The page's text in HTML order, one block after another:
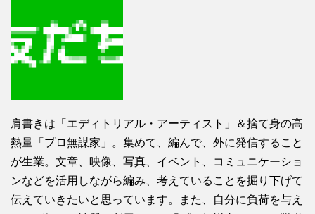
肩書きは「エディトリアル・アーティスト」＆捨て身の高
熱量「プロ無謀家」。集めて、編んで、外に発信すること
が生業。文章、映像、写真、イベント、コミュニケーショ
ンなどを活用しながら編み、考えていることを掘り下げて
伝えていきたいと思っています。また、自分に負荷を与え